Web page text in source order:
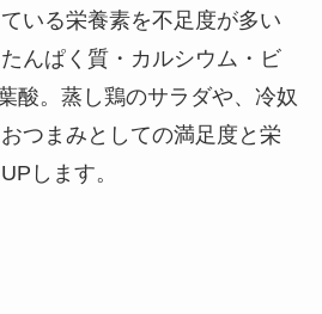
いる栄養素を不足度が多い
んぱく質・カルシウム・ビ
酸。蒸し鶏のサラダや、冷奴
つまみとしての満足度と栄
します。